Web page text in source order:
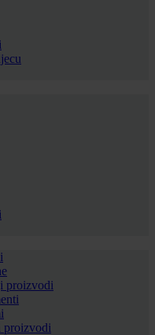
proizvodi
proizvodi